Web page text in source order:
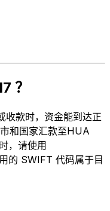
？
收款时，资金能到达正
和国家汇款至HUA
，请使用
的 SWIFT 代码属于目